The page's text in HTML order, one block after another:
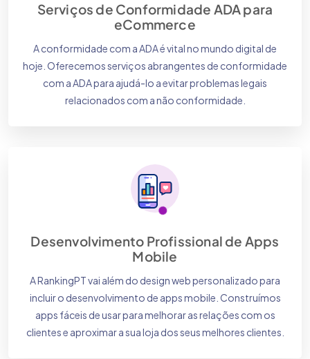
Serviços de Conformidade ADA para
eCommerce
A conformidade com a ADA é vital no mundo digital de
hoje. Oferecemos serviços abrangentes de conformidade
com a ADA para ajudá-lo a evitar problemas legais
relacionados com a não conformidade.
Desenvolvimento Profissional de Apps
Mobile
A RankingPT vai além do design web personalizado para
incluir o desenvolvimento de apps mobile. Construímos
apps fáceis de usar para melhorar as relações com os
clientes e aproximar a sua loja dos seus melhores clientes.